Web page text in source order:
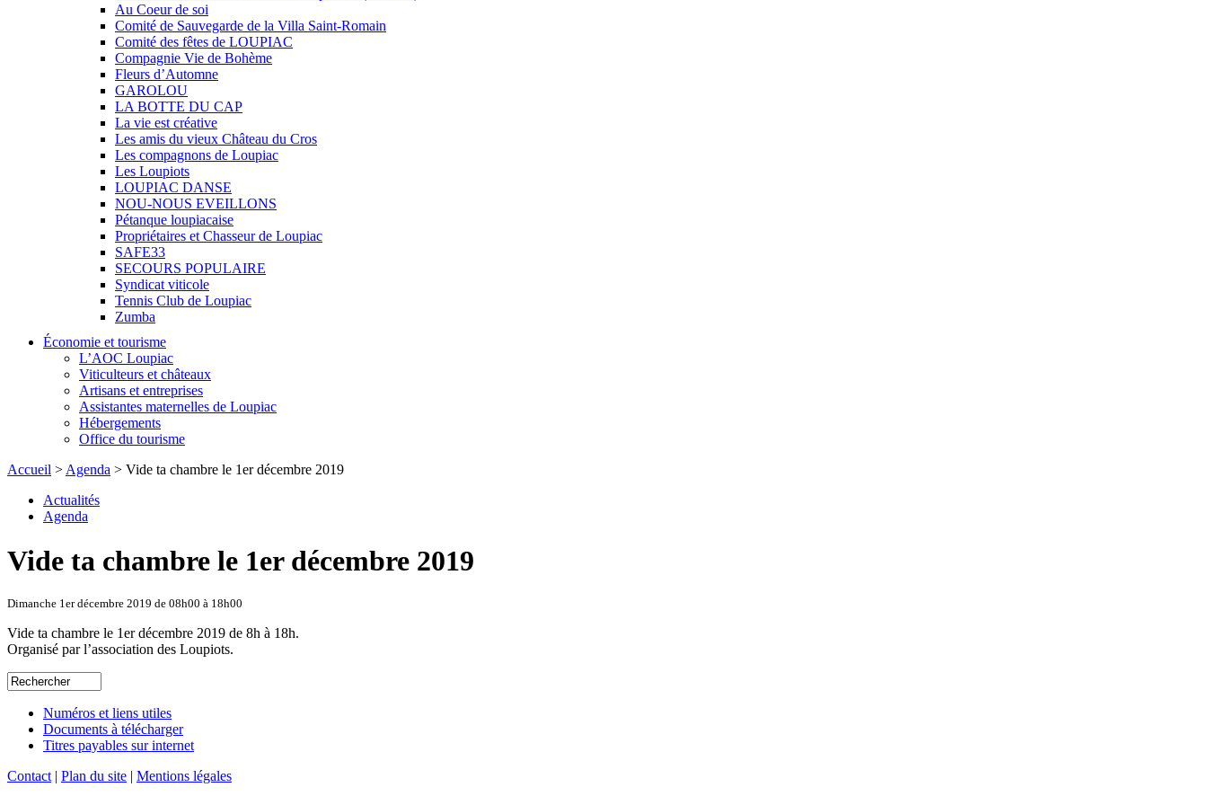
Au Coeur de soi
Comité de Sauvegarde de la Villa Saint-Romain
Comité des fêtes de LOUPIAC
Compagnie Vie de Bohème
Fleurs d’Automne
GAROLOU
LA BOTTE DU CAP
La vie est créative
Les amis du vieux Château du Cros
Les compagnons de Loupiac
Les Loupiots
LOUPIAC DANSE
NOU-NOUS EVEILLONS
Pétanque loupiacaise
Propriétaires et Chasseur de Loupiac
SAFE33
SECOURS POPULAIRE
Syndicat viticole
Tennis Club de Loupiac
Zumba
Économie et tourisme
L’AOC Loupiac
Viticulteurs et châteaux
Artisans et entreprises
Assistantes maternelles de Loupiac
Hébergements
Office du tourisme
Accueil > Agenda > Vide ta chambre le 1er décembre 2019
Actualités
Agenda
Vide ta chambre le 1er décembre 2019
Dimanche 1er décembre 2019 de 08h00 à 18h00
Vide ta chambre le 1er décembre 2019 de 8h à 18h.
Organisé par l’association des Loupiots.
Numéros et liens utiles
Documents à télécharger
Titres payables sur internet
Contact | Plan du site | Mentions légales